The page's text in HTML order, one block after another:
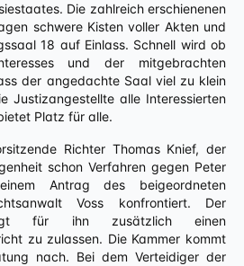
Die zahlreich erschienenen
schwere Kisten voller Akten und
18 auf Einlass. Schnell wird ob
und der mitgebrachten
der angedachte Saal viel zu klein
Justizangestellte alle Interessierten
Platz für alle.
Richter Thomas Knief, der
schon Verfahren gegen Peter
Antrag des beigeordneten
Voss konfrontiert. Der
für ihn zusätzlich einen
zu zulassen. Die Kammer kommt
nach. Bei dem Verteidiger der